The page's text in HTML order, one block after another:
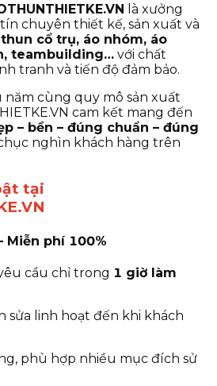
là xưởng
chuyên thiết kế, sản xuất và
cổ trụ, áo nhóm, áo
teambuilding… với chất
tranh và tiến độ đảm bảo.
năm cùng quy mô sản xuất
cam kết mang đến
– bền – đúng chuẩn – đúng
nghìn khách hàng trên
tại
Miễn phí 100%
cầu chỉ trong 1 giờ làm
sửa linh hoạt đến khi khách
phù hợp nhiều mục đích sử